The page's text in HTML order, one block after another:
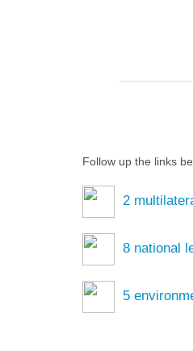
Follow up the links
2
8 national
5